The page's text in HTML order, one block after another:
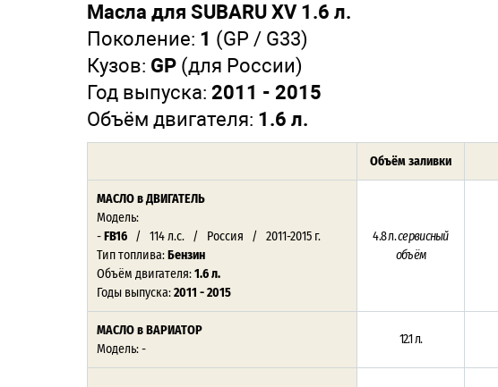
Масла для SUBARU XV 1.6 л.
Поколение: 1 (GP / G33)
Кузов: GP (для России)
Год выпуска: 2011 - 2015
Объём двигателя: 1.6 л.
Объём заливки
МАСЛОв ДВИГАТЕЛЬ
Модель:
-FB16 / 114 л.с. / Россия / 2011-2015 г.
Тип топлива:Бензин
Объём двигателя:1.6 л.
Годы выпуска:2011 - 2015
4.8 л.сервисный
объём
МАСЛО в ВАРИАТОР
Модель: -
12.1л.